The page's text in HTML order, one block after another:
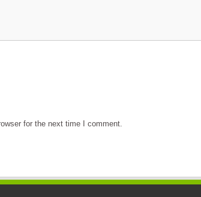
for the next time I comment.